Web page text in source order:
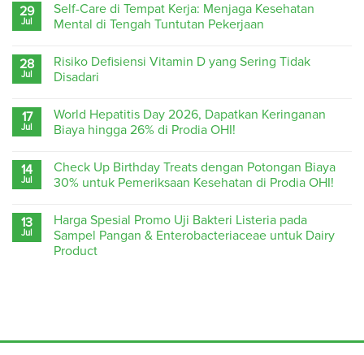
29
Jul
Self-Care di Tempat Kerja: Menjaga Kesehatan
Mental di Tengah Tuntutan Pekerjaan
28
Jul
Risiko Defisiensi Vitamin D yang Sering Tidak
Disadari
17
Jul
World Hepatitis Day 2026, Dapatkan Keringanan
Biaya hingga 26% di Prodia OHI!
14
Jul
Check Up Birthday Treats dengan Potongan Biaya
30% untuk Pemeriksaan Kesehatan di Prodia OHI!
13
Jul
Harga Spesial Promo Uji Bakteri Listeria pada
Sampel Pangan & Enterobacteriaceae untuk Dairy
Product